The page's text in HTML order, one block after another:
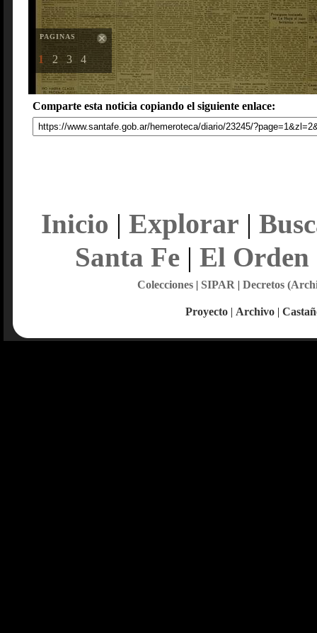
PAGINAS
1 2 3 4
Comparte esta noticia copiando el siguiente enlace:
Inicio | Explorar |
Santa Fe| El Orden
Colecciones| SIPAR | Decretos
Proyecto | Archivo |